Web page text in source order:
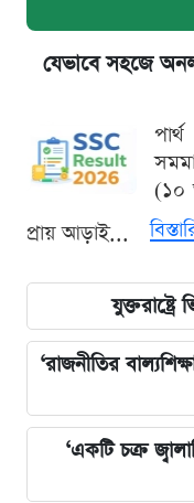
যেভাবে সহজে
(১০
প্রায় আড়াই...
‘রাজনীতির
‘একটি চক্র